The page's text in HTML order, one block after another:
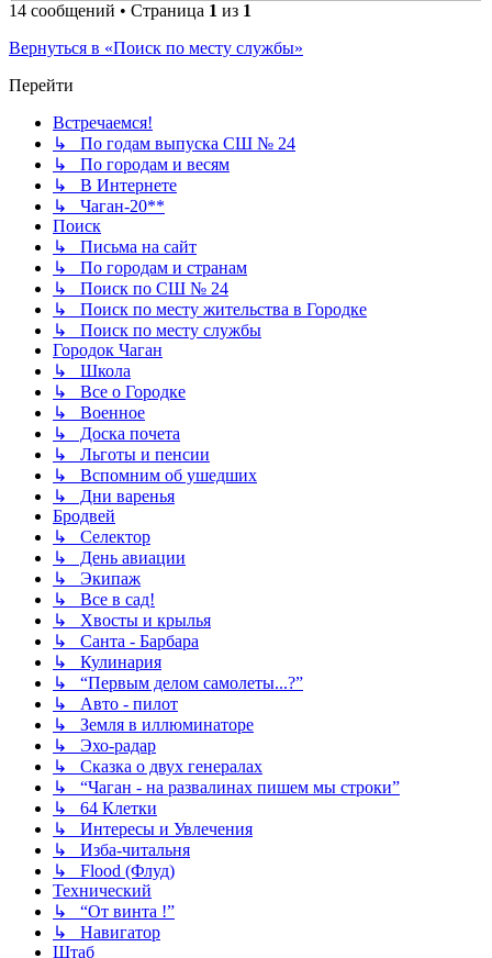
14 сообщений • Страница 1 из 1
Вернуться в «Поиск по месту службы»
Перейти
Встречаемся!
↳ По годам выпуска СШ № 24
↳ По городам и весям
↳ В Интернете
↳ Чаган-20**
Поиск
↳ Письма на сайт
↳ По городам и странам
↳ Поиск по СШ № 24
↳ Поиск по месту жительства в Городке
↳ Поиск по месту службы
Городок Чаган
↳ Школа
↳ Все о Городке
↳ Военное
↳ Доска почета
↳ Льготы и пенсии
↳ Вспомним об ушедших
↳ Дни варенья
Бродвей
↳ Селектор
↳ День авиации
↳ Экипаж
↳ Все в сад!
↳ Хвосты и крылья
↳ Санта - Барбара
↳ Кулинария
↳ “Первым делом самолеты...?”
↳ Авто - пилот
↳ Земля в иллюминаторе
↳ Эхо-радар
↳ Сказка о двух генералах
↳ “Чаган - на развалинах пишем мы строки”
↳ 64 Клетки
↳ Интересы и Увлечения
↳ Изба-читальня
↳ Flood (Флуд)
Технический
↳ “От винта !”
↳ Навигатор
Штаб